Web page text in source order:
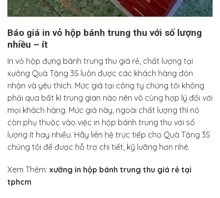
Báo giá in vỏ hộp bánh trung thu với số lượng
nhiều – ít
In vỏ hộp đựng bánh trung thu giá rẻ, chất lượng tại
xưởng Quà Tặng 3S luôn được các khách hàng đón
nhận và yêu thích. Mức giá tại công ty chúng tôi không
phải qua bất kì trung gian nào nên vô cùng hợp lý đối với
mọi khách hàng. Mức giá này, ngoài chất lượng thì nó
còn phụ thuộc vào việc in hộp bánh trung thu với số
lượng ít hay nhiều. Hãy liên hệ trực tiếp cho Quà Tặng 3S
chúng tôi để được hỗ trợ chi tiết, kỹ lưỡng hơn nhé.
Xem Thêm: xưởng in hộp bánh trung thu giá rẻ tại
tphcm